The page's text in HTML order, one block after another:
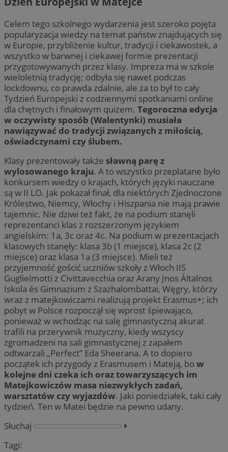
Celem tego szkolnego wydarzenia jest szeroko pojęta
popularyzacja wiedzy na temat państw znajdujących się
w Europie, przybliżenie kultur, tradycji i ciekawostek, a
wszystko w barwnej i ciekawej formie prezentacji
przygotowywanych przez klasy. Impreza ma w szkole
wieloletnią tradycję; odbyła się nawet podczas
lockdownu, co prawda zdalnie, ale za to był to cały
Tydzień Europejski z codziennymi spotkaniami online
dla chętnych i finałowym quizem. Tegoroczna edycja
w oczywisty sposób (Walentynki) musiała
nawiązywać do tradycji związanych z miłością,
oświadczynami czy ślubem.
Klasy prezentowały także sławną parę z
wylosowanego kraju. A to wszystko przeplatane było
konkursem wiedzy o krajach, których języki nauczane
są w II LO. Jak pokazał finał, dla niektórych Zjednoczone
Królestwo, Niemcy, Włochy i Hiszpania nie mają prawie
tajemnic. Nie dziwi też fakt, że na podium stanęli
reprezentanci klas z rozszerzonym językiem
angielskim: 1a, 3c oraz 4c. Na podium w prezentacjach
klasowych stanęły: klasa 3b (1 miejsce), klasa 2c (2
miejsce) oraz klasa 1a (3 miejsce). Mieli też
przyjemność gościć uczniów szkoły z Włoch IIS
Guglielmotti z Civittavecchia oraz Arany Jnos Általnos
Iskola és Gimnazium z Szazhalombattai, Węgry, którzy
wraz z matejkowiczami realizują projekt Erasmus+; ich
pobyt w Polsce rozpoczął się wprost śpiewająco,
ponieważ w wchodząc na salę gimnastyczną akurat
trafili na przerywnik muzyczny, kiedy wszyscy
zgromadzeni na sali gimnastycznej z zapałem
odtwarzali „Perfect” Eda Sheerana. A to dopiero
początek ich przygody z Erasmusem i Mateją, bow
kolejne dni czeka ich oraz towarzyszących im
Matejkowiczów masa niezwykłych zadań,
warsztatów czy wyjazdów. Jaki poniedziałek, taki cały
tydzień. Ten w Matei będzie na pewno udany.
Słuchaj
⏵︎
Tagi: